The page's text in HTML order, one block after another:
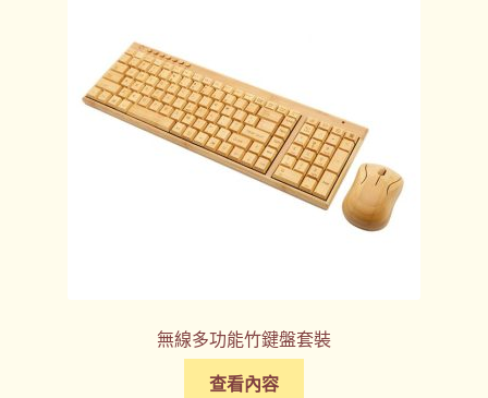
無線多功能竹鍵盤套裝
查看內容